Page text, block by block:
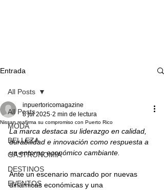
Entrada
All Posts
MODA
BELLEZA
GASTRONOMIA
DESTINOS
EVENTOS
All Posts
Nissan reafirma su compromiso con Puerto Rico
inpuertoricomagazine
8 jul 2025 2 min de lectura
La marca destaca su liderazgo en calidad,
durabilidad e innovación como respuesta a
un entorno económico cambiante.
Ante un escenario marcado por nuevas
dinámicas económicas y una